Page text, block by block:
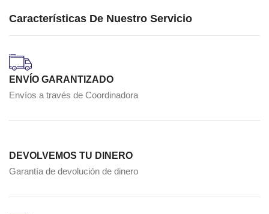
Características De Nuestro Servicio
ENVÍO GARANTIZADO
Envíos a través de Coordinadora
DEVOLVEMOS TU DINERO
Garantía de devolución de dinero